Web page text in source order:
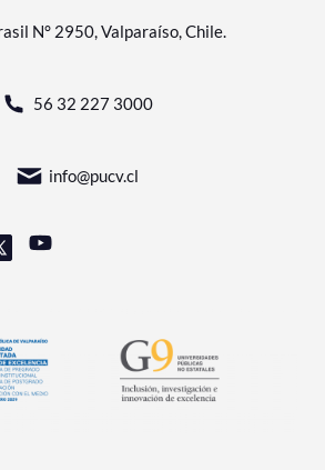
N° 2950, Valparaíso, Chile.
56 32 227 3000
info@pucv.cl